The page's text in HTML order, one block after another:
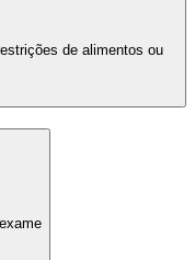
de alimentos ou